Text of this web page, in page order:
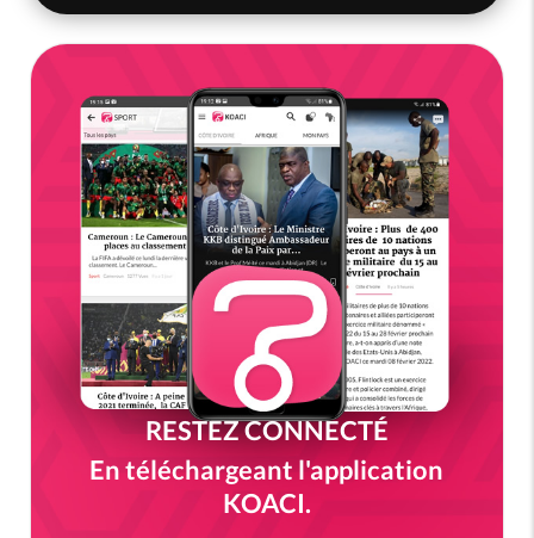
RESTEZ CONNECTÉ
En téléchargeant l'application
KOACI.